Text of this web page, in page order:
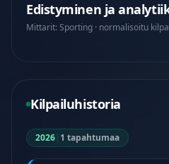
Edistyminen ja
Mittarit: Sporting · normalisoitu
Kilpailuhistoria
2026| 1 tapahtumaa